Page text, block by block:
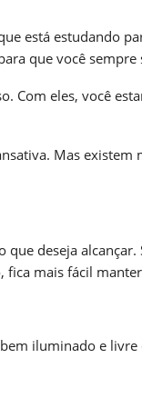
está estudando
que você sempre
Com eles, você
Mas existem
deseja alcançar.
fica mais fácil
iluminado e livre